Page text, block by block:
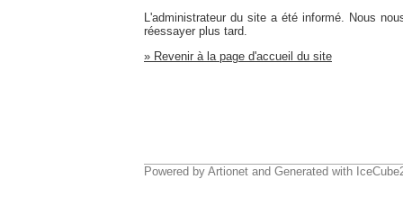
L'administrateur du site a été informé. Nous
réessayer plus tard.
» Revenir à la page d'accueil du site
Powered by Artionet and Generated with